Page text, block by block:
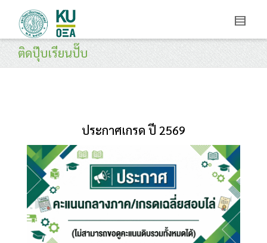
ติดปุ๊บเรียนปั๊บ
ประกาศเกรด ปี 2569